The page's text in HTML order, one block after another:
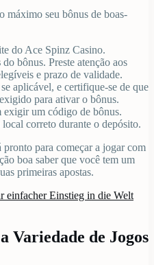
máximo seu bônus de boas-
do Ace Spinz Casino.
do bônus. Preste atenção aos
e prazo de validade.
aplicável, e certifique-se de que
para ativar o bônus.
exigir um código de bônus.
correto durante o depósito.
pronto para começar a jogar com
boa saber que você tem um
primeiras apostas.
einfacher Einstieg in die Welt
Variedade de Jogos